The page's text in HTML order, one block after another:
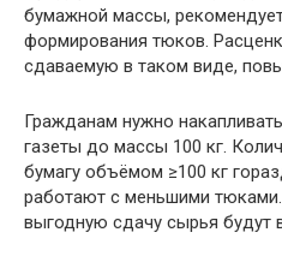
бумажной массы,
формирования тюков.
сдаваемую в таком виде,
Гражданам нужно
газеты до массы 100 кг.
бумагу объёмом ≥100 кг
работают с меньшими
выгодную сдачу сырья будут